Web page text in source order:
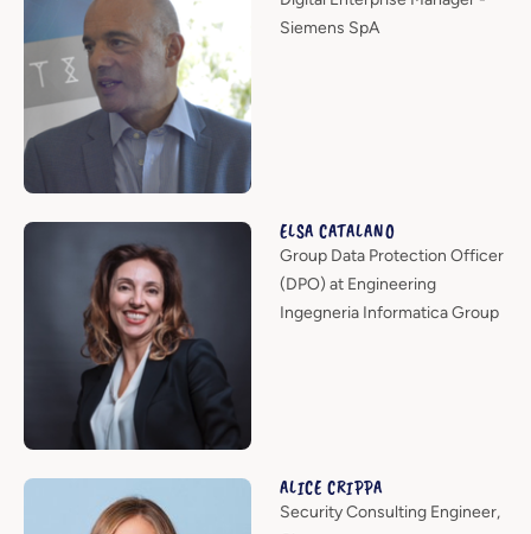
Siemens SpA
ELSA CATALANO
Group Data Protection Officer
(DPO) at Engineering
Ingegneria Informatica Group
ALICE CRIPPA
Security Consulting Engineer,